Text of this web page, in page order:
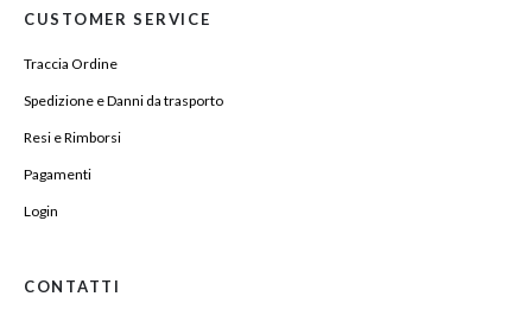
CUSTOMER SERVICE
Traccia Ordine
Spedizione e Danni da trasporto
Resi e Rimborsi
Pagamenti
Login
CONTATTI